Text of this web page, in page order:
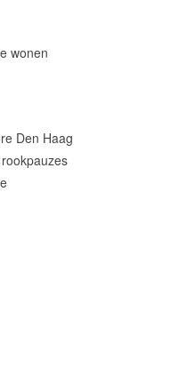
wonen
Den Haag